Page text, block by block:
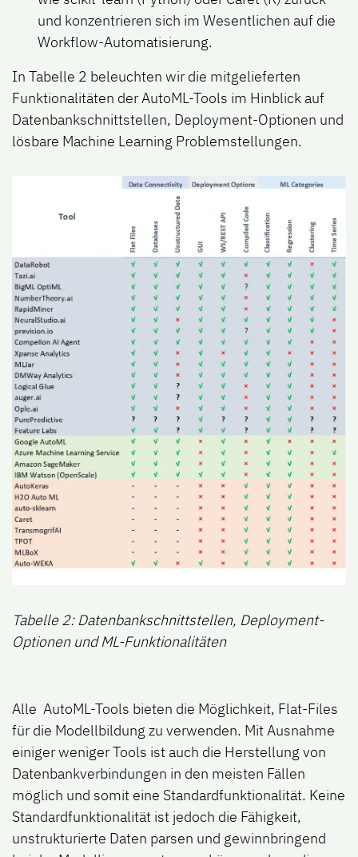
und konzentrieren sich im Wesentlichen auf die
Workflow-Automatisierung.
In Tabelle 2 beleuchten wir die mitgelieferten
Funktionalitäten der AutoML-Tools im Hinblick auf
Datenbankschnittstellen, Deployment-Optionen und
lösbare Machine Learning Problemstellungen.
Tabelle 2: Datenbankschnittstellen, Deployment-
Optionen und ML-Funktionalitäten
Alle AutoML-Tools bieten die Möglichkeit, Flat-Files
für die Modellbildung zu verwenden. Mit Ausnahme
einiger weniger Tools ist auch die Herstellung von
Datenbankverbindungen in den meisten Fällen
möglich und somit eine Standardfunktionalität. Keine
Standardfunktionalität ist jedoch die Fähigkeit,
unstrukturierte Daten parsen und gewinnbringend